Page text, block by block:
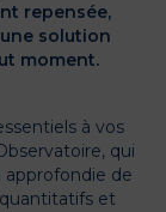
repensée,
solution
moment.
à vos
qui
approfondie de
et